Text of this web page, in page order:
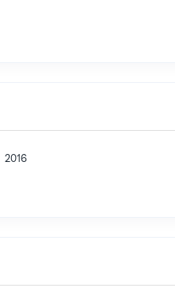
2016